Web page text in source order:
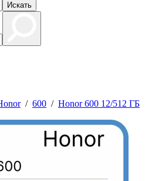
Искать
/ 600 / Honor 600 12/512 ГБ